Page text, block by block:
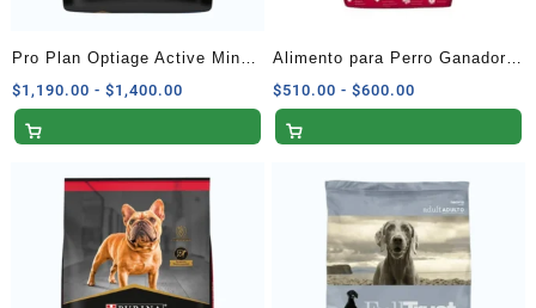
Pro Plan Optiage Active Mind
Alimento Seco para Perros
Senior 13 kg
$1,190.00 - $1,400.00
de
$1,190.00
$1,400.00
Alimento para Perro Ganador
Premium Adulto Razas
Medianas y Grandes 10 kg
$510.00 - $600.00
de
$510.00
hasta
$600.00